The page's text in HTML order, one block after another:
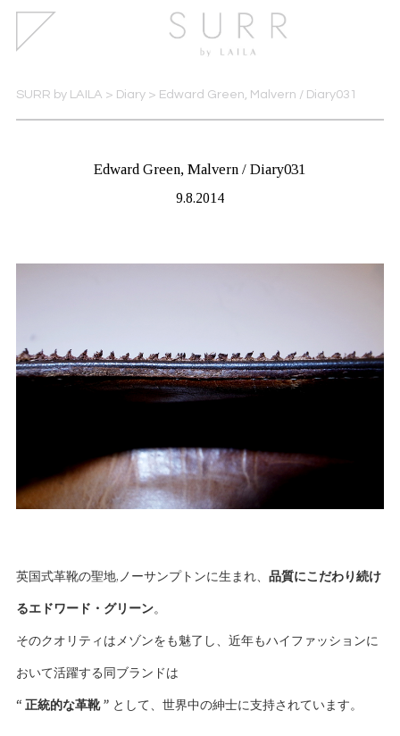
SURR by LAILA > Diary> Edward Green, Malvern / Diary031
Edward Green, Malvern / Diary031
9.8.2014
英国式革靴の聖地,ノーサンプトンに生まれ、 品質にこだわり続け
るエドワード・グリーン。
そのクオリティはメゾンをも魅了し、近年もハイファッションに
おいて活躍する同ブランドは
“ 正統的な革靴 ”として、世界中の紳士に支持されています。